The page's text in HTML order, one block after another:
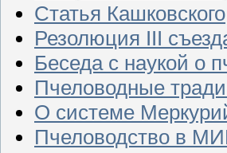
Статья Кашковского
Резолюция III
Беседа с наукой о
Пчеловодные
О системе
Пчеловодство в